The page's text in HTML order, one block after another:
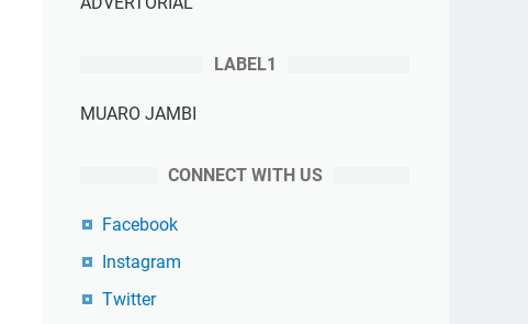
LABEL1
MUARO JAMBI
CONNECT WITH US
Facebook
Instagram
Twitter